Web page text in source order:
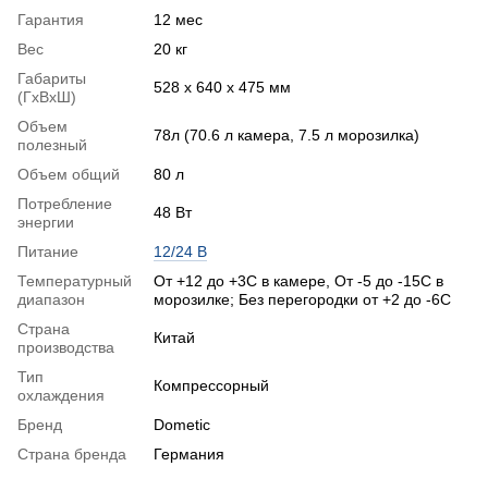
Гарантия
12 мес
Вес
20 кг
Габариты
(ГхВхШ)
528 х 640 х 475 мм
Объем
полезный
78л (70.6 л камера, 7.5 л морозилка)
Объем общий
80 л
Потребление
энергии
48 Вт
Питание
12/24 В
Температурный
диапазон
От +12 до +3С в камере, От -5 до -15С в
морозилке; Без перегородки от +2 до -6С
Страна
производства
Китай
Тип
охлаждения
Компрессорный
Бренд
Dometic
Страна бренда
Германия